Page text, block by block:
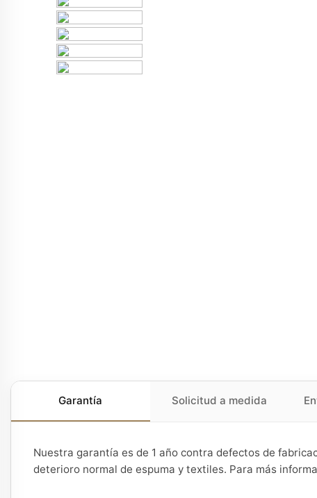
Garantía Solicitud a medida
Nuestra garantía es de 1 año contra defectos de
deterioro normal de espuma y textiles. Para más